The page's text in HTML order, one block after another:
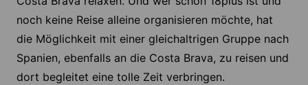
noch keine Reise alleine organisieren möchte, hat
die Möglichkeit mit einer gleichaltrigen Gruppe nach
Spanien, ebenfalls an die Costa Brava, zu reisen und
dort begleitet eine tolle Zeit verbringen.